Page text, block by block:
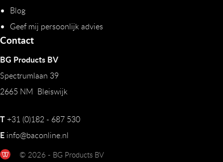
Blog
Geef mij persoonlijk advies
Contact
BG Products BV
Spectrumlaan 39
2665 NM Bleiswijk
T+31 (0)182 - 687 530
E info@baconline.nl
© 2026 - BG Products BV